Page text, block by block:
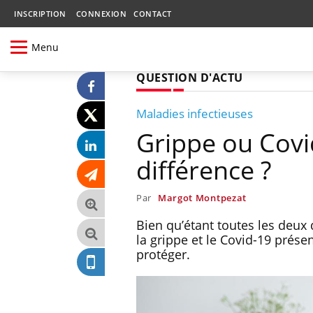
INSCRIPTION CONNEXION CONTACT
Menu
QUESTION D'ACTU
Maladies infectieuses
Grippe ou
différence ?
Par Margot Montpezat
Bien qu’étant toutes les
la grippe et le Covid-19
protéger.